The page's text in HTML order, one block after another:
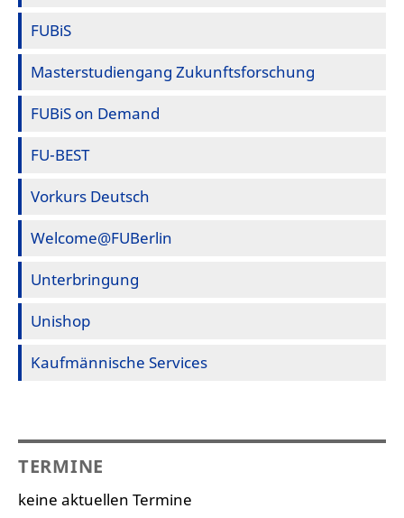
FUBiS
Masterstudiengang Zukunftsforschung
FUBiS on Demand
FU-BEST
Vorkurs Deutsch
Welcome@FUBerlin
Unterbringung
Unishop
Kaufmännische Services
TERMINE
keine aktuellen Termine